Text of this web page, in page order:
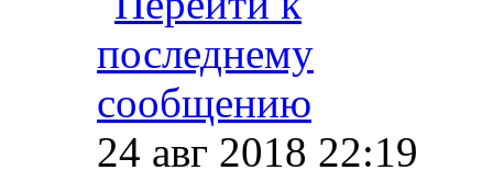
24 авг 2018 22:19